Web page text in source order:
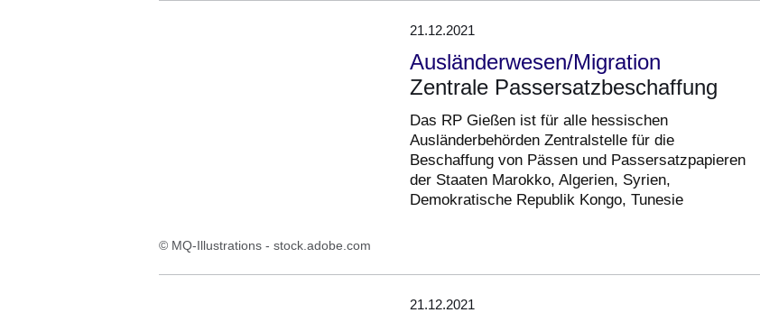
© MQ-Illustrations - stock.adobe.com
21.12.2021
Ausländerwesen/Migration
Zentrale Passersatzbeschaffung
Das RP Gießen ist für alle hessischen
Ausländerbehörden Zentralstelle für die
Beschaffung von Pässen und Passersatzpapieren
der Staaten Marokko, Algerien, Syrien,
Demokratische Republik Kongo, Tunesie
21.12.2021